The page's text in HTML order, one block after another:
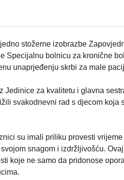
stožerne izobrazbe
Specijalnu bolnicu za kronične
unaprjeđenju skrbi za male
Jedinice za kvalitetu i glavna
svakodnevni rad s djecom koja
su imali priliku provesti
snagom i izdržljivošću.
koje ne samo da pridonose